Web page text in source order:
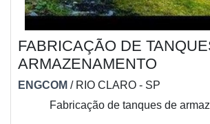
FABRICAÇÃO DE
ARMAZENAMENTO
ENGCOM / RIO CLARO - SP
Fabricação de tanques de